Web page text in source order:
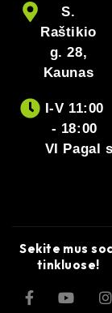
S.
Raštikio
g. 28,
Kaunas
I-V 11:00
- 18:00
VI Pagal
Sekite mus
tinkluose!